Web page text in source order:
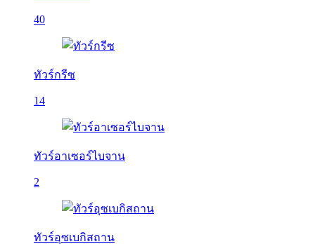
40
ทัวร์กรีซ
14
ทัวร์อาเซอร์ไบจาน
2
ทัวร์อุซเบกิสถาน